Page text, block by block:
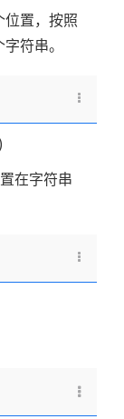
位置，按照
符串。
在字符串